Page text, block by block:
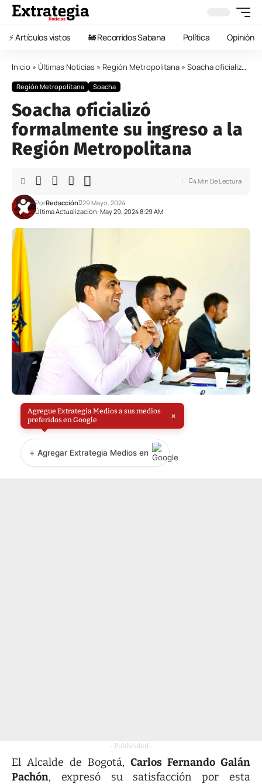
⚡️ Artículos vistos 🚂 Recorridos Sabana Política Opinión
Inicio » Últimas Noticias » Región Metropolitana » Soacha oficializó formalmente su ingreso a la Región Metropolitana
Región Metropolitana Soacha
Soacha oficializó
formalmente su ingreso a la
Región Metropolitana
Última Actualización: May 29, 2024 8:29 AM
PorRedacción 29 Mayo, 2024
4 Min De Lectura
Agregue Extrategia Medios a sus medios
preferidos en Google
×
+ Agregar Extrategia Medios en
- Publicidad -
El Alcalde de Bogotá, Carlos Fernando Galán
Pachón, expresó su satisfacción por esta